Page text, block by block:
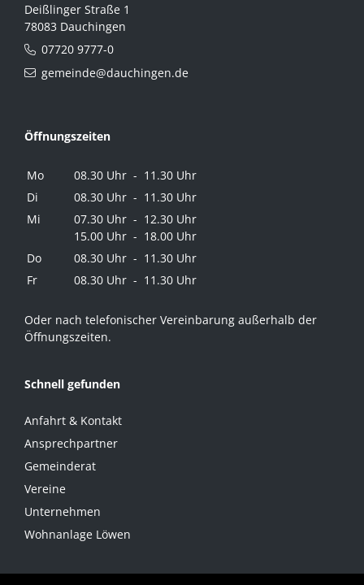
Deißlinger Straße 1
78083 Dauchingen
07720 9777-0
gemeinde@dauchingen.de
Öffnungszeiten
Mo
08.30 Uhr - 11.30 Uhr
Di
08.30 Uhr - 11.30 Uhr
Mi
07.30 Uhr - 12.30 Uhr
15.00 Uhr - 18.00 Uhr
Do
08.30 Uhr - 11.30 Uhr
Fr
08.30 Uhr - 11.30 Uhr
Oder nach telefonischer Vereinbarung außerhalb der
Öffnungszeiten.
Schnell gefunden
Anfahrt & Kontakt
Ansprechpartner
Gemeinderat
Vereine
Unternehmen
Wohnanlage Löwen